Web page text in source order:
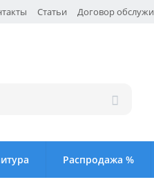
Статьи Договор
Распродажа %